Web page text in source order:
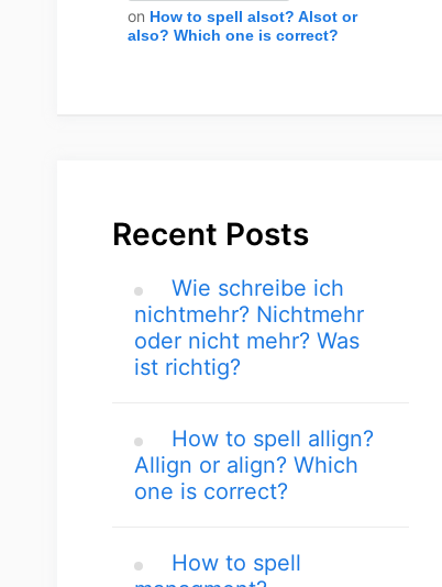
on How to spell alsot? Alsot or
also? Which one is correct?
Recent Posts
Wie schreibe ich
nichtmehr? Nichtmehr
oder nicht mehr? Was
ist richtig?
How to spell allign?
Allign or align? Which
one is correct?
How to spell